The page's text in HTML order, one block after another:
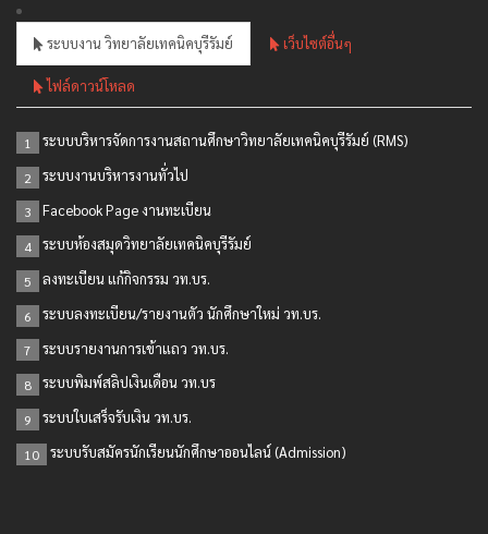
ระบบงาน วิทยาลัยเทคนิคบุรีรัมย์ เว็บไซต์อื่นๆ
ไฟล์ดาวน์โหลด
1 ระบบบริหารจัดการงานสถานศึกษาวิทยาลัยเทคนิคบุรีรัมย์ (RMS)
2 ระบบงานบริหารงานทั่วไป
3 Facebook Page งานทะเบียน
4 ระบบห้องสมุดวิทยาลัยเทคนิคบุรีรัมย์
5 ลงทะเบียน แก้กิจกรรม วท.บร.
6 ระบบลงทะเบียน/รายงานตัว นักศึกษาใหม่ วท.บร.
7 ระบบรายงานการเข้าแถว วท.บร.
8 ระบบพิมพ์สลิปเงินเดือน วท.บร
9 ระบบใบเสร็จรับเงิน วท.บร.
10 ระบบรับสมัครนักเรียนนักศึกษาออนไลน์ (Admission)